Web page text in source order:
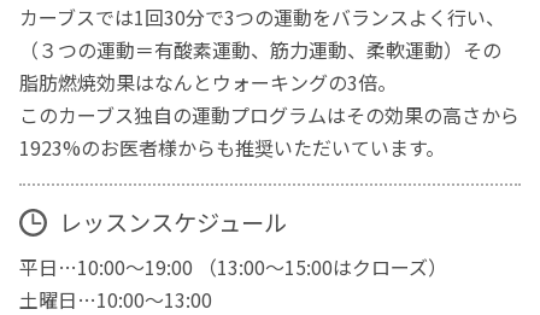
カーブスでは1回30分で3つの運動をバランスよく行い、
（３つの運動＝有酸素運動、筋力運動、柔軟運動）その
脂肪燃焼効果はなんとウォーキングの3倍。
このカーブス独自の運動プログラムはその効果の高さから
1923%のお医者様からも推奨いただいています。
レッスンスケジュール
平日…10:00～19:00 （13:00～15:00はクローズ）
土曜日…10:00～13:00